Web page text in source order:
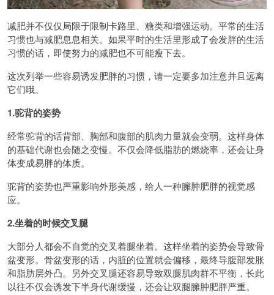
减肥并不仅仅局限于限制卡路里、糖类和增强运动。平常的生活
习惯也与减肥息息相关。如果平时的生活里形成了会发胖的生活
习惯的话，即使努力的减肥也不可能瘦下去。
这次列举一些容易诱发肥胖的习惯，请一定要多加注意并且远离
它们哦。
1.驼背的姿势
经常驼背的话背部、胸部和腹部的肌肉力量就会变弱。这样身体
的基础代谢也会随之变慢。不仅会降低脂肪的燃烧率，还会让身
体变成易胖的体质。
驼背的姿势也严重影响外形美感，给人一种臃肿肥胖的视觉感
应。
2.坐着的时候交叉腿
大部分人都会不自觉的交叉着腿坐着。这样坐着的姿势会导致骨
盆变形。骨盆变形的话，内脏的位置就会偏移，最终导腹部发胀
和脂肪层外凸。另外交叉腿还容易导致双腿肌肉群不平衡，长此
以往不仅会诱发下半身代谢缓慢，还会让双腿臃肿肥胖严重。